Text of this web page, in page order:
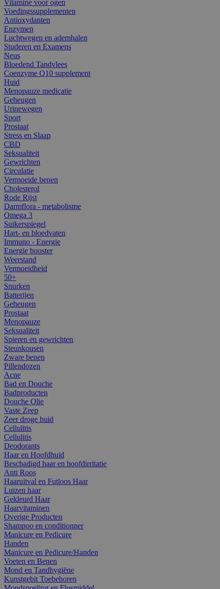
Vitamine voor ogen
Voedingssupplementen
Antioxydanten
Enzymen
Luchtwegen en ademhalen
Studeren en Examens
Neus
Bloedend Tandvlees
Coenzyme Q10 supplement
Huid
Menopauze medicatie
Geheugen
Urinewegen
Sport
Prostaat
Stress en Slaap
CBD
Seksualiteit
Gewrichten
Circulatie
Vermoeide benen
Cholesterol
Rode Rijst
Darmflora - metabolisme
Omega 3
Suikerspiegel
Hart- en bloedvaten
Immuno - Energie
Energie booster
Weerstand
Vermoeidheid
50+
Snurken
Batterijen
Geheugen
Prostaat
Menopauze
Seksualiteit
Spieren en gewrichten
Steunkousen
Zware benen
Pillendozen
Acne
Bad en Douche
Badproducten
Douche Olie
Vaste Zeep
Zeer droge huid
Cellulitis
Cellulitis
Deodorants
Haar en Hoofdhuid
Beschadigd haar en hoofdirritatie
Anti Roos
Haaruitval en Futloos Haar
Luizen haar
Gekleurd Haar
Haarvitaminen
Overige Producten
Shampoo en conditionner
Manicure en Pedicure
Handen
Manicure en Pedicure/Handen
Voeten en Benen
Mond en Tandhygiëne
Kunstgebit Toebehoren